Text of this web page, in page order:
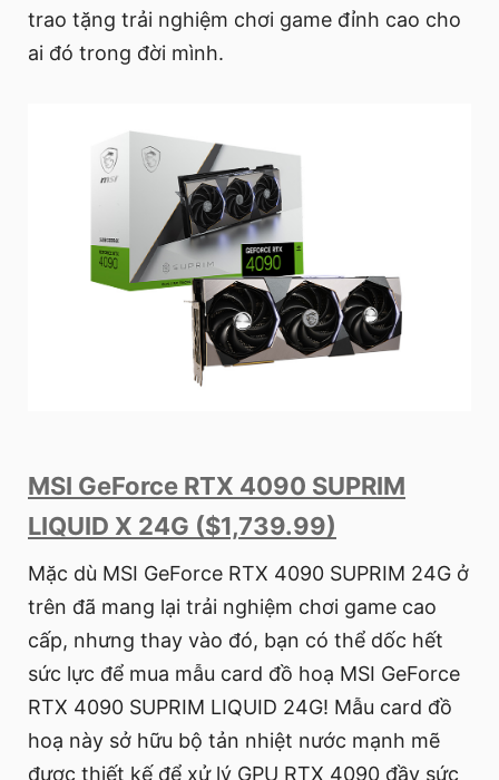
trao tặng trải nghiệm chơi game đỉnh cao cho
ai đó trong đời mình.
MSI GeForce RTX 4090 SUPRIM
LIQUID X 24G ($1,739.99)
Mặc dù MSI GeForce RTX 4090 SUPRIM 24G ở
trên đã mang lại trải nghiệm chơi game cao
cấp, nhưng thay vào đó, bạn có thể dốc hết
sức lực để mua mẫu card đồ hoạ MSI GeForce
RTX 4090 SUPRIM LIQUID 24G! Mẫu card đồ
hoạ này sở hữu bộ tản nhiệt nước mạnh mẽ
được thiết kế để xử lý GPU RTX 4090 đầy sức